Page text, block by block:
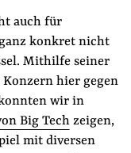
auch für
konkret nicht
Mithilfe seiner
hier gegen
wir in
Big Techzeigen,
mit diversen